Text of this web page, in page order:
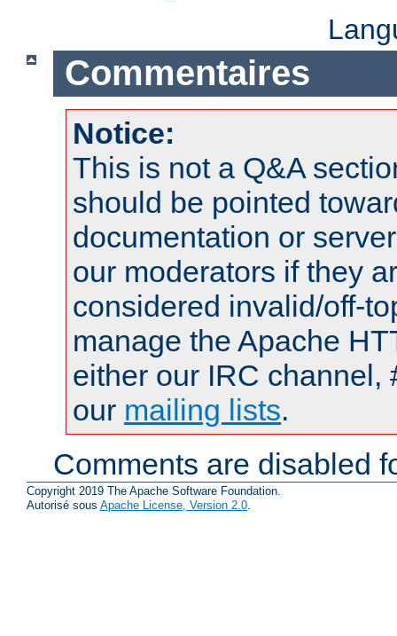
Commentaires
Notice:
This is not a Q&A
should be pointed
documentation or
our moderators if they
considered invalid/off-
manage the Apache
either our IRC channel,
our mailing lists.
Comments are disabled
Copyright 2019 The Apache Software Foundation.
Autorisé sous Apache License, Version 2.0.